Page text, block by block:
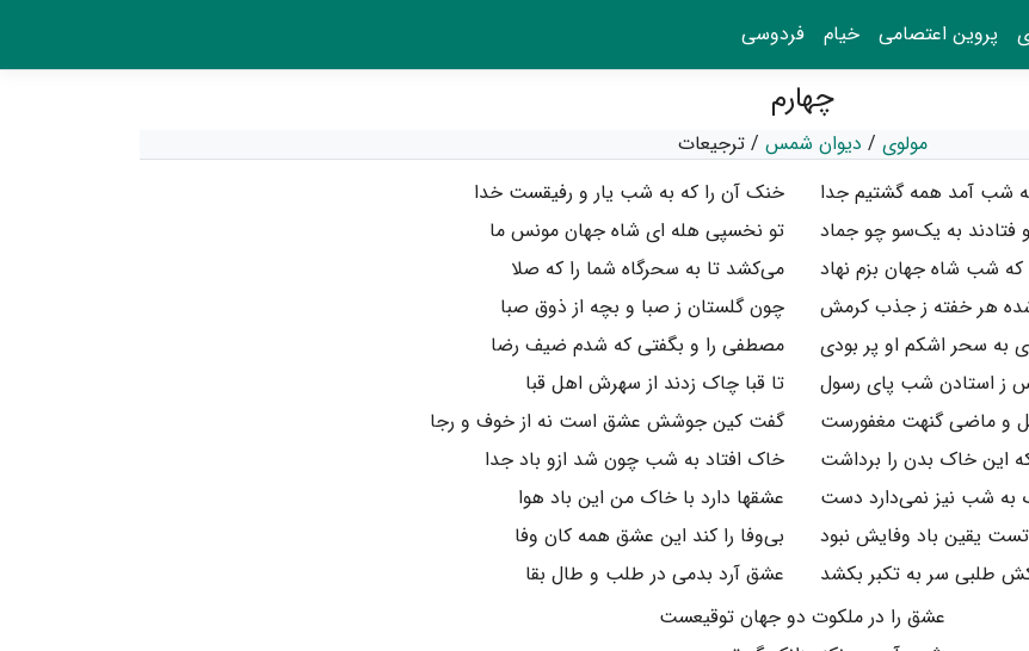
پروین اعتصامی خیام فردوسی
چهارم
مولوی / دیوان شمس / ترجیعات
شب آمد همه گشتیم جدا
خنک آن را که به شب یار و رفیقست خدا
فتادند به یک‌سو چو جماد
تو نخسپی هله ای شاه جهان مونس ما
شب شاه جهان بزم نهاد
می‌کشد تا به سحرگاه شما را که صلا
هر خفته ز جذب کرمش
چون گلستان ز صبا و بچه از ذوق صبا
به سحر اشکم او پر بودی
مصطفی را و بگفتی که شدم ضیف رضا
ز استادن شب پای رسول
تا قبا چاک زدند از سهرش اهل قبا
و ماضی گنهت مغفورست
گفت کین جوشش عشق است نه از خوف و رجا
این خاک بدن را برداشت
خاک افتاد به شب چون شد ازو باد جدا
به شب نیز نمی‌دارد دست
عشقها دارد با خاک من این باد هوا
یقین باد وفایش نبود
بی‌وفا را کند این عشق همه کان وفا
طلبی سر به تکبر بکشد
عشق آرد بدمی در طلب و طال بقا
عشق را در ملکوت دو جهان توقیعست